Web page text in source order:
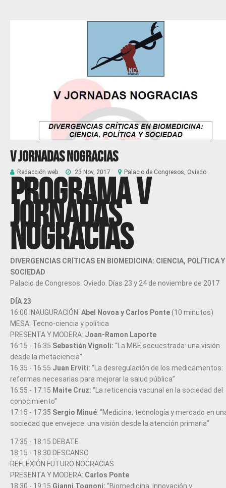
V Jornadas Nogracias
Redacción web 23 Nov, 2017 Palacio de Congresos, Oviedo
ProgramaV
JORNADAS
NOGRACIAS
DIVERGENCIAS CRÍTICAS EN BIOMEDICINA: CIENCIA, POLÍTICA Y
SOCIEDAD
Palacio de Congresos. Oviedo. Días 23 y 24 de noviembre de 2017
DÍA 23
16:00 INAUGURACIÓN: Abel Novoa y Carlos Ponte(10 minutos)
MESA: Tecno-ciencia y política
PRESENTA Y MODERA: Joan-Ramon Laporte
16:15 - 16:35 Sebastián Vignoli: “La MBE secuestrada: una visión
desde la metaciencia”
16:35 - 16:55 Juan Erviti: “La desregulación de los medicamentos:
reformas necesarias para mejorar la salud pública”
16:55 - 17:15 Maite Cruz: “La reticencia vacunal en la sociedad del
conocimiento”
17:15 - 17:35 Sergio Minué: “Medicina, tecnología y mercado en
sociedad que envejece: una visión desde la atención primaria”
17:35 - 18:15 DEBATE
18:15 - 18:30 DESCANSO
REFLEXIÓN FUTURO NOGRACIAS
PRESENTA Y MODERA: Carlos Ponte
18:30 - 19:15 Gianni Tognoni: “Biomedicina, innovación y